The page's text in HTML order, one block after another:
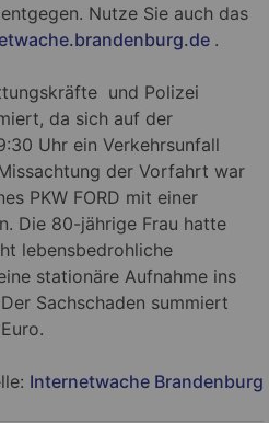
Nutze Sie auch das
.
und Polizei
da sich auf der
Uhr ein Verkehrsunfall
der Vorfahrt war
PKW FORD mit einer
Die 80-jährige Frau hatte
lebensbedrohliche
stationäre Aufnahme ins
Sachschaden summiert
Internetwache Brandenburg